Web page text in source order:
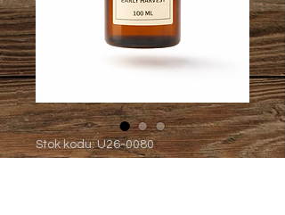
Stok kodu: U26-0080